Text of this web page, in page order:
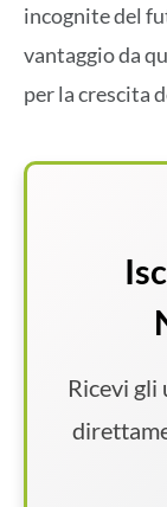
incognite del
vantaggio da
per la crescita
Ricevi